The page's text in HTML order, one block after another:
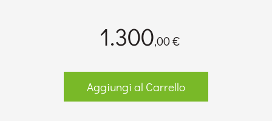
1.300,00 €
Aggiungi al Carrello